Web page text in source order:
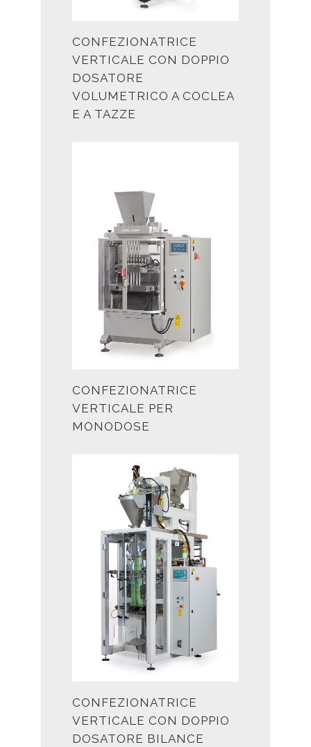
CONFEZIONATRICE
VERTICALE CON DOPPIO
DOSATORE
VOLUMETRICO A COCLEA
E A TAZZE
CONFEZIONATRICE
VERTICALE PER
MONODOSE
CONFEZIONATRICE
VERTICALE CON DOPPIO
DOSATORE BILANCE